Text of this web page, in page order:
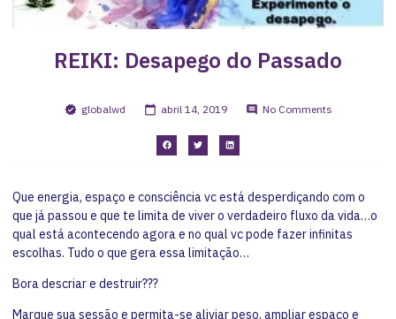
REIKI: Desapego do Passado
globalwd abril 14, 2019 No Comments
Que energia, espaço e consciência vc está desperdiçando com o
que já passou e que te limita de viver o verdadeiro fluxo da vida…o
qual está acontecendo agora e no qual vc pode fazer infinitas
escolhas. Tudo o que gera essa limitação…
Bora descriar e destruir???
Marque sua sessão e permita-se aliviar peso, ampliar espaço e